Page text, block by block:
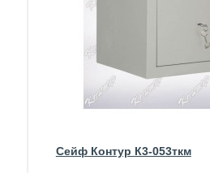
Сейф Контур К3-053ткм